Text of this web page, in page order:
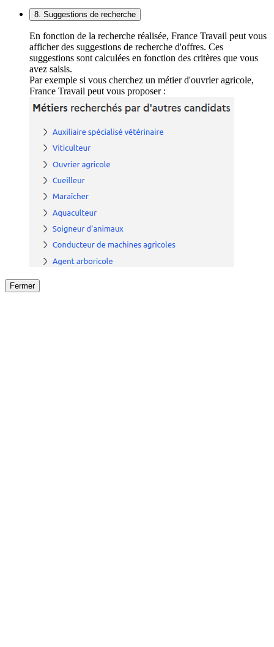
8. Suggestions de recherche
En fonction de la recherche réalisée, France Travail peut vous
afficher des suggestions de recherche d'offres. Ces
suggestions sont calculées en fonction des critères que vous
avez saisis.
Par exemple si vous cherchez un métier d'ouvrier agricole,
France Travail peut vous proposer :
Fermer